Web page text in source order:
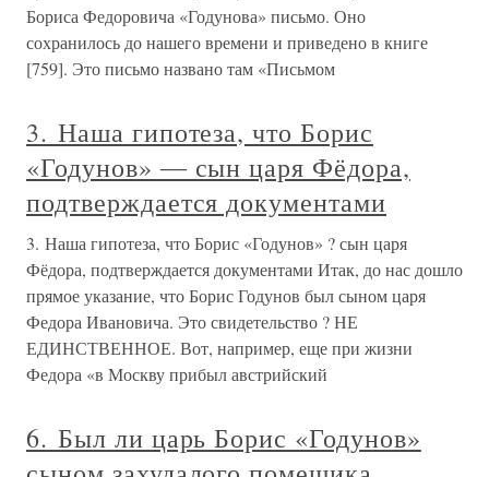
Бориса Федоровича «Годунова» письмо. Оно
сохранилось до нашего времени и приведено в книге
[759]. Это письмо названо там «Письмом
3. Наша гипотеза, что Борис
«Годунов» ― сын царя Фёдора,
подтверждается документами
3. Наша гипотеза, что Борис «Годунов» ? сын царя
Фёдора, подтверждается документами Итак, до нас дошло
прямое указание, что Борис Годунов был сыном царя
Федора Ивановича. Это свидетельство ? НЕ
ЕДИНСТВЕННОЕ. Вот, например, еще при жизни
Федора «в Москву прибыл австрийский
6. Был ли царь Борис «Годунов»